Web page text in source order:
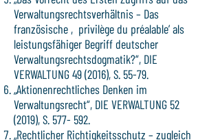
Verwaltungsrechtsverhältnis – Das
französische ‚privilège du préalable’ als
leistungsfähiger Begriff deutscher
Verwaltungsrechtsdogmatik?“, DIE
VERWALTUNG 49 (2016), S. 55-79.
„Aktionenrechtliches Denken im
Verwaltungsrecht“, DIE VERWALTUNG 52
(2019), S. 577- 592.
„Rechtlicher Richtigkeitsschutz – zugleich